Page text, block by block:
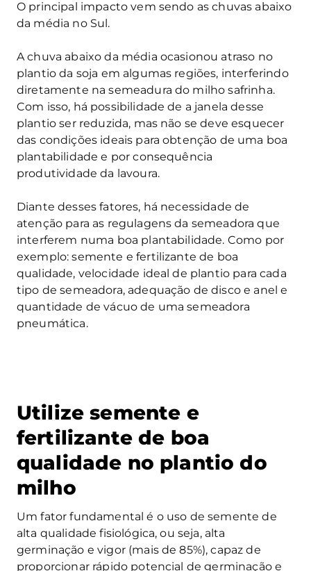
O principal impacto vem sendo as chuvas abaixo
da média no Sul.
A chuva abaixo da média ocasionou atraso no
plantio da soja em algumas regiões, interferindo
diretamente na semeadura do milho safrinha.
Com isso, há possibilidade de a janela desse
plantio ser reduzida, mas não se deve esquecer
das condições ideais para obtenção de uma boa
plantabilidade e por consequência
produtividade da lavoura.
Diante desses fatores, há necessidade de
atenção para as regulagens da semeadora que
interferem numa boa plantabilidade. Como por
exemplo: semente e fertilizante de boa
qualidade, velocidade ideal de plantio para cada
tipo de semeadora, adequação de disco e anel e
quantidade de vácuo de uma semeadora
pneumática.
Utilize semente e
fertilizante de boa
qualidade no plantio do
milho
Um fator fundamental é o uso de semente de
alta qualidade fisiológica, ou seja, alta
germinação e vigor (mais de 85%), capaz de
proporcionar rápido potencial de germinação e